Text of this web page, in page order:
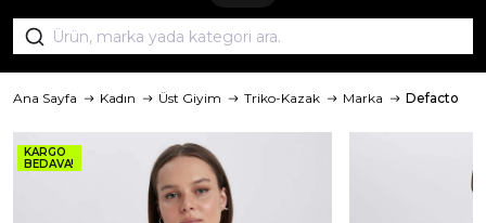
Ana Sayfa Kadın Üst Giyim Triko-Kazak Marka Defacto
KARGO
BEDAVA!